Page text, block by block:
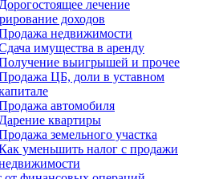
Дорогостоящее лечение
доходов
недвижимости
имущества в аренду
выигрышей и прочее
ЦБ, доли в уставном
автомобиля
Дарение квартиры
земельного участка
уменьшить налог с продажи